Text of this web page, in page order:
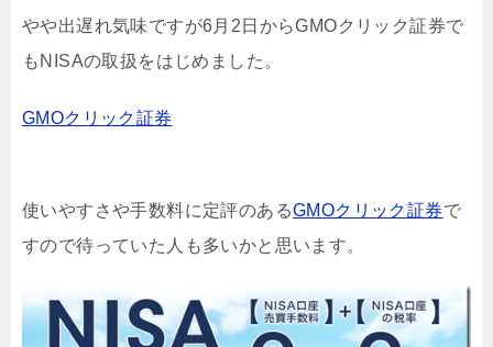
やや出遅れ気味ですが6月2日からGMOクリック証券で
もNISAの取扱をはじめました。
GMOクリック証券
使いやすさや手数料に定評のあるGMOクリック証券で
すので待っていた人も多いかと思います。